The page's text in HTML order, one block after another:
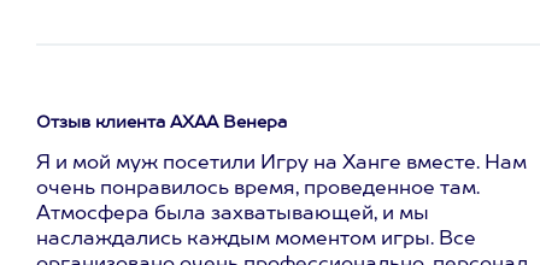
Отзыв клиента АХАА Венера
Я и мой муж посетили Игру на Ханге вместе. Нам
очень понравилось время, проведенное там.
Атмосфера была захватывающей, и мы
наслаждались каждым моментом игры. Все